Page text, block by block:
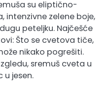
su eliptično-
intenzivne zelene boje,
peteljku. Najčešće
Što se cvetova tiče,
nikako pogrešiti.
sremuš cveta u
u jesen.